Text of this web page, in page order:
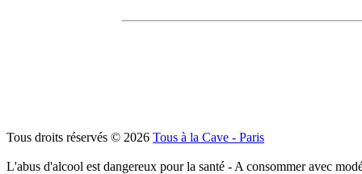
Tous droits réservés © 2026 Tous à la Cave - Paris
L'abus d'alcool est dangereux pour la santé - A consommer avec